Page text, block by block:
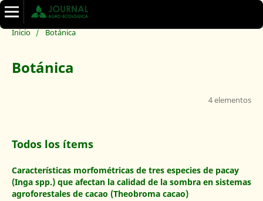
Inicio / Botánica
Botánica
4 elementos
Todos los ítems
Características morfométricas de tres especies de pacay
(Inga spp.) que afectan la calidad de la sombra en sistemas
agroforestales de cacao (Theobroma cacao)